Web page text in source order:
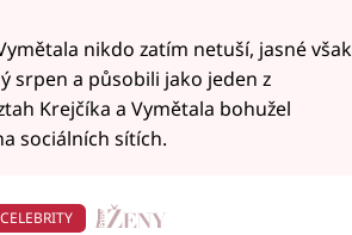
nikdo zatím netuší, jasné však
srpen a působili jako jeden z
Krejčíka a Vymětala bohužel
sociálních sítích.
CELEBRITY